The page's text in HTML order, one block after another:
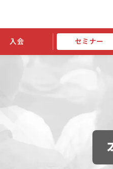
准トレーニング指導者について
入会 セミナー
学会大会